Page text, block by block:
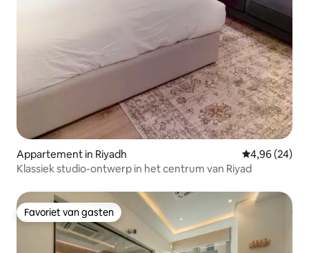
Appartement in Riyadh Gemiddelde
4,96 (24)
Klassiek studio-ontwerp in het centrum van Riyad
Favoriet van gasten
Favoriet van gasten